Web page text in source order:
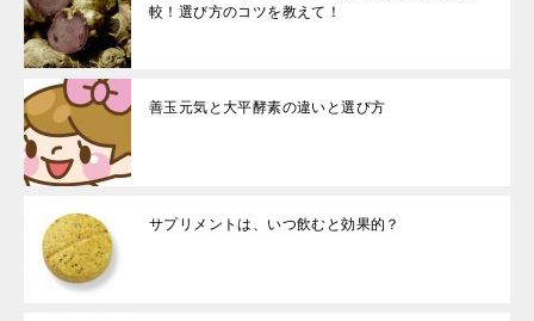
較！選び方のコツを教えて！
善玉元気と大平酵素の違いと選び方
サプリメントは、いつ飲むと効果的？